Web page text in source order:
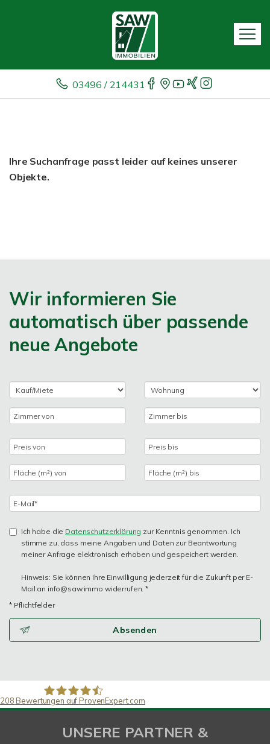
03496 / 214431
Ihre Suchanfrage passt leider auf keines unserer
Objekte.
Wir informieren Sie
automatisch über passende
neue Angebote
Ich habe die Datenschutzerklärung zur Kenntnis genommen. Ich
stimme zu, dass meine Angaben und Daten zur Beantwortung
meiner Anfrage elektronisch erhoben und gespeichert werden.
Hinweis: Sie können Ihre Einwilligung jederzeit für die Zukunft per E-
Mail an info@saw.immo widerrufen. *
* Pflichtfelder
Absenden
SAW Immobilien
208 Bewertungen auf ProvenExpert.com
UNSERE PARTNER &